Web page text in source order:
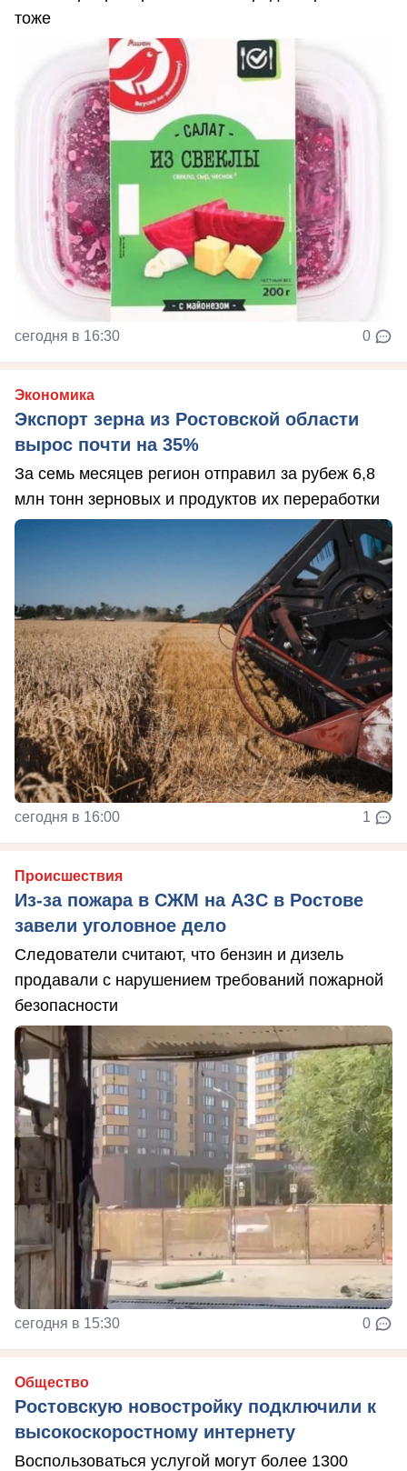
тоже
сегодня в 16:30 0
Экономика
Экспорт зерна из Ростовской области
вырос почти на 35%
За семь месяцев регион отправил за рубеж 6,8
млн тонн зерновых и продуктов их переработки
сегодня в 16:00 1
Происшествия
Из-за пожара в СЖМ на АЗС в Ростове
завели уголовное дело
Следователи считают, что бензин и дизель
продавали с нарушением требований пожарной
безопасности
сегодня в 15:30 0
Общество
Ростовскую новостройку подключили к
высокоскоростному интернету
Воспользоваться услугой могут более 1300